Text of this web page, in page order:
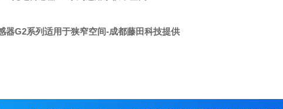
器G2系列适用于狭窄空间-成都藤田科技提供